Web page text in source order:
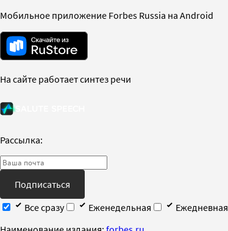
Мобильное приложение Forbes Russia на Android
На сайте работает синтез речи
Рассылка:
Подписаться
Все сразу
Еженедельная Ежедневная